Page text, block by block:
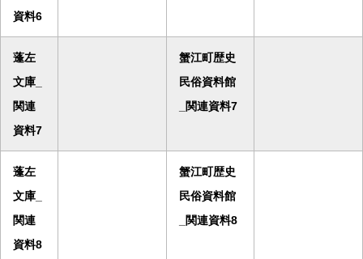
資料6
蓬左
文庫_
関連
資料7
蟹江町歴史
民俗資料館
_関連資料7
蓬左
文庫_
関連
資料8
蟹江町歴史
民俗資料館
_関連資料8